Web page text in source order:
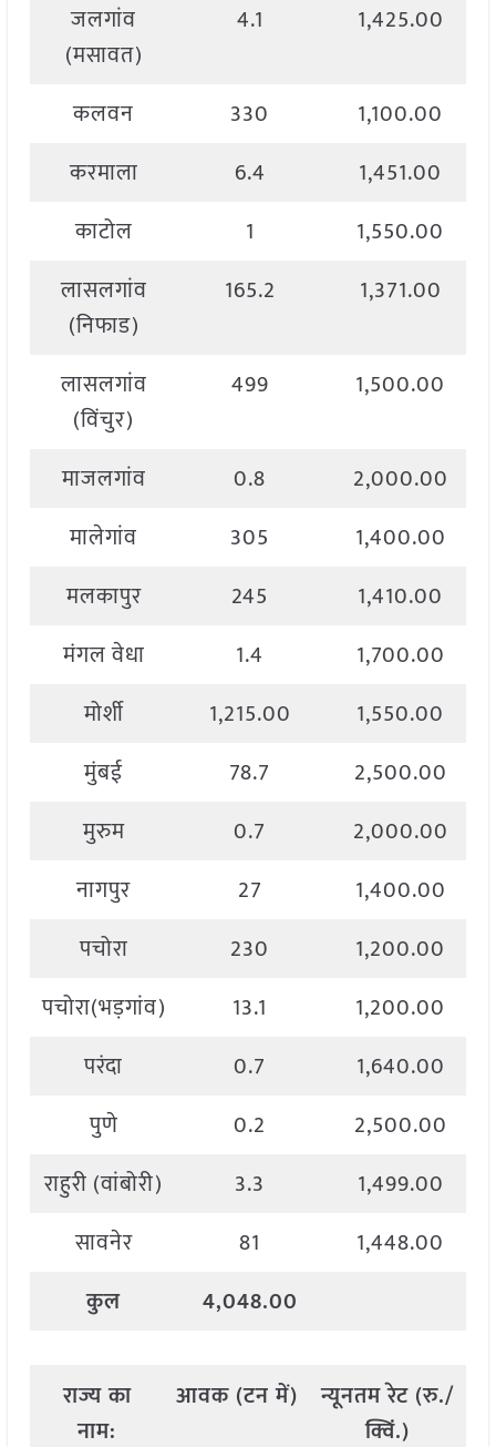
जलगांव
(मसावत)
4.1 1,425.00
कलवन 330
1,100.00
करमाला
6.4
1,451.00
काटोल
1
1,550.00
लासलगांव
(निफाड)
165.2 1,371.00
लासलगांव
(विंचुर)
499 1,500.00
माजलगांव 0.8
2,000.00
मालेगांव
305
1,400.00
मलकापुर
245
1,410.00
मंगल वेधा
1.4
1,700.00
मोर्शी
1,215.00
1,550.00
मुंबई
78.7
2,500.00
मुरुम
0.7
2,000.00
नागपुर
27
1,400.00
पचोरा
230
1,200.00
पचोरा(भड़गांव)
13.1
1,200.00
परंदा
0.7
1,640.00
पुणे
0.2
2,500.00
राहुरी (वांबोरी)
3.3
1,499.00
सावनेर
81
1,448.00
कुल
4,048.00
राज्यका
नाम:
आवक (टनमें) न्यूनतमरेट (रु./
क्विं.)